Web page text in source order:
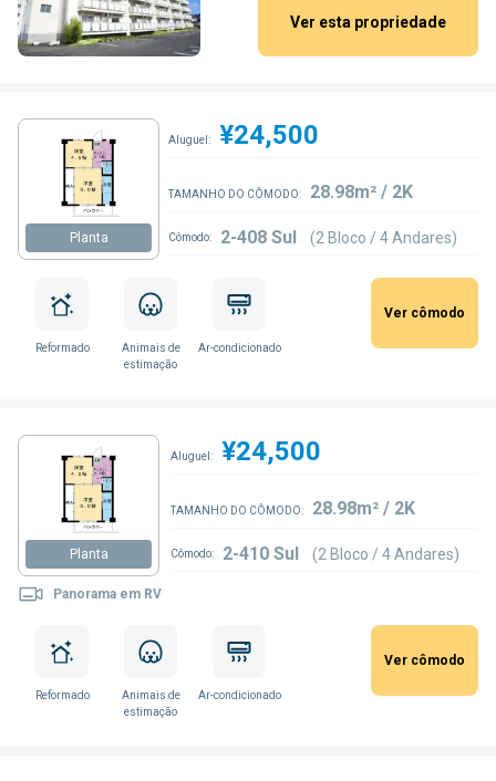
Ver esta propriedade
Planta
Aluguel: ¥24,500
TAMANHO DO CÔMODO: 28.98m² / 2K
Cômodo: 2-408 Sul (2 Bloco / 4 Andares)
Reformado
Animais de
estimação
Ar-condicionado
Ver cômodo
Planta
Panorama em RV
Aluguel: ¥24,500
TAMANHO DO CÔMODO: 28.98m² / 2K
Cômodo: 2-410 Sul (2 Bloco / 4 Andares)
Reformado
Animais de
estimação
Ar-condicionado
Ver cômodo